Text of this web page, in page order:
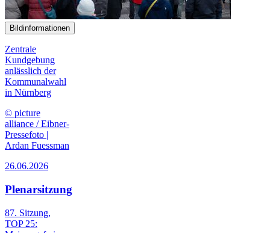
Bildinformationen
Zentrale
Kundgebung
anlässlich der
Kommunalwahl
in Nürnberg
© picture
alliance / Eibner-
Pressefoto |
Ardan Fuessman
26.06.2026
Plenarsitzung
87. Sitzung,
TOP 25: